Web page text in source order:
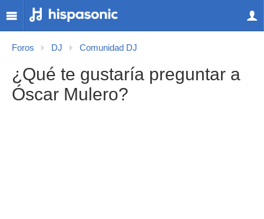
Foros DJ Comunidad DJ
¿Qué te gustaría preguntar a
Óscar Mulero?